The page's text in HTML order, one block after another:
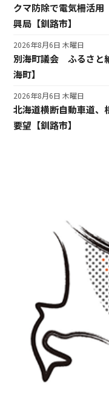
クマ防除で電気柵活
興局【釧路市】
別海町議会 ふるさと
海町】
2026年8月6日 木曜日
北海道横断自動車道
要望【釧路市】
2026年8月6日 木曜日